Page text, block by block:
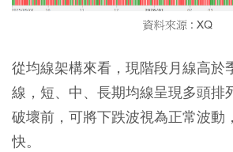
從均線架構來看，現階段月線高於
線，短、中、長期均線呈現多頭排
破壞前，可將下跌波視為正常波動
快。